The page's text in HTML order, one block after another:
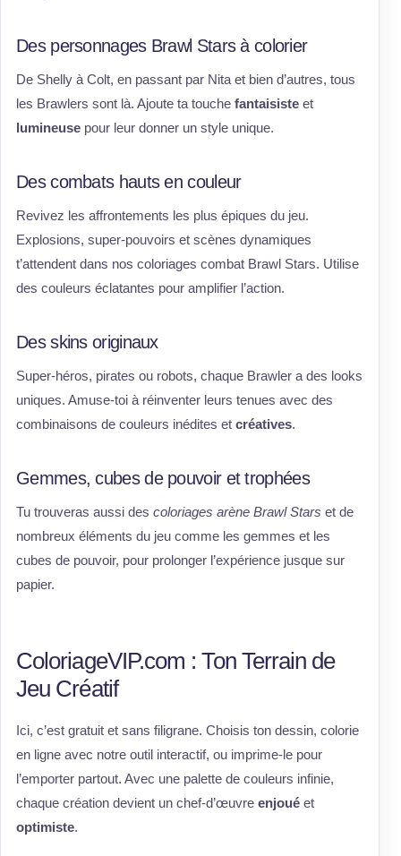
Des personnages Brawl Stars à colorier
De Shelly à Colt, en passant par Nita et bien d’autres, tous
les Brawlers sont là. Ajoute ta touche fantaisiste et
lumineuse pour leur donner un style unique.
Des combats hauts en couleur
Revivez les affrontements les plus épiques du jeu.
Explosions, super-pouvoirs et scènes dynamiques
t’attendent dans nos coloriages combat Brawl Stars. Utilise
des couleurs éclatantes pour amplifier l’action.
Des skins originaux
Super-héros, pirates ou robots, chaque Brawler a des looks
uniques. Amuse-toi à réinventer leurs tenues avec des
combinaisons de couleurs inédites et créatives.
Gemmes, cubes de pouvoir et trophées
Tu trouveras aussi des coloriages arène Brawl Stars et de
nombreux éléments du jeu comme les gemmes et les
cubes de pouvoir, pour prolonger l’expérience jusque sur
papier.
ColoriageVIP.com : Ton Terrain de
Jeu Créatif
Ici, c’est gratuit et sans filigrane. Choisis ton dessin, colorie
en ligne avec notre outil interactif, ou imprime-le pour
l’emporter partout. Avec une palette de couleurs infinie,
chaque création devient un chef-d’œuvre enjoué et
optimiste.